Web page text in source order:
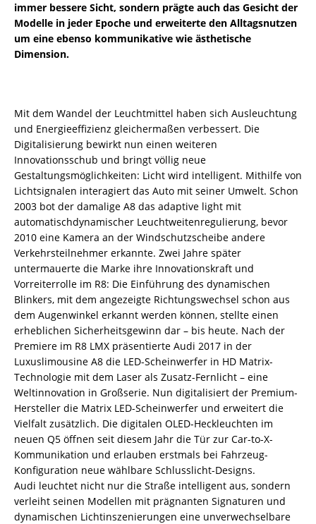
immer bessere Sicht, sondern prägte auch das Gesicht der
Modelle in jeder Epoche und erweiterte den Alltagsnutzen
um eine ebenso kommunikative wie ästhetische
Dimension.
Mit dem Wandel der Leuchtmittel haben sich Ausleuchtung
und Energieeffizienz gleichermaßen verbessert. Die
Digitalisierung bewirkt nun einen weiteren
Innovationsschub und bringt völlig neue
Gestaltungsmöglichkeiten: Licht wird intelligent. Mithilfe von
Lichtsignalen interagiert das Auto mit seiner Umwelt. Schon
2003 bot der damalige A8 das adaptive light mit
automatischdynamischer Leuchtweitenregulierung, bevor
2010 eine Kamera an der Windschutzscheibe andere
Verkehrsteilnehmer erkannte. Zwei Jahre später
untermauerte die Marke ihre Innovationskraft und
Vorreiterrolle im R8: Die Einführung des dynamischen
Blinkers, mit dem angezeigte Richtungswechsel schon aus
dem Augenwinkel erkannt werden können, stellte einen
erheblichen Sicherheitsgewinn dar – bis heute. Nach der
Premiere im R8 LMX präsentierte Audi 2017 in der
Luxuslimousine A8 die LED-Scheinwerfer in HD Matrix-
Technologie mit dem Laser als Zusatz-Fernlicht – eine
Weltinnovation in Großserie. Nun digitalisiert der Premium-
Hersteller die Matrix LED-Scheinwerfer und erweitert die
Vielfalt zusätzlich. Die digitalen OLED-Heckleuchten im
neuen Q5 öffnen seit diesem Jahr die Tür zur Car-to-X-
Kommunikation und erlauben erstmals bei Fahrzeug-
Konfiguration neue wählbare Schlusslicht-Designs.
Audi leuchtet nicht nur die Straße intelligent aus, sondern
verleiht seinen Modellen mit prägnanten Signaturen und
dynamischen Lichtinszenierungen eine unverwechselbare